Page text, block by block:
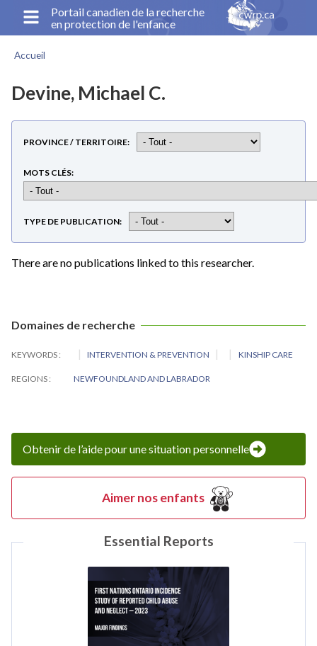
principal
Portail canadien de la recherche
en protection de l'enfance
d'Ariane
Accueil
Devine, Michael C.
PROVINCE / TERRITOIRE
MOTS CLÉS
TYPE DE PUBLICATION
There are no publications linked to this researcher.
Domaines de recherche
KEYWORDS INTERVENTION & PREVENTION KINSHIP CARE
REGIONS NEWFOUNDLAND AND LABRADOR
Obtenir de l’aide pour une situation personnelle
Aimer nos enfants
Essential Reports